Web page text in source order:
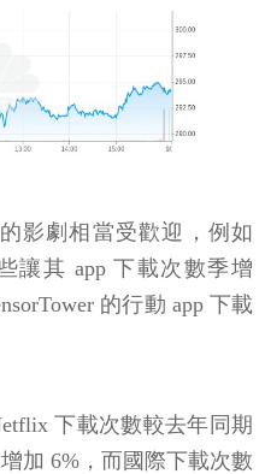
影劇相當受歡迎，例如
讓其 app 下載次數季增
的行動 app 下載
下載次數較去年同期
加 6%，而國際下載次數